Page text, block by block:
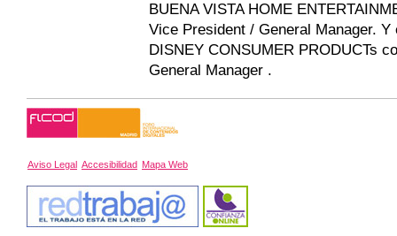
BUENA VISTA HOME
Vice President / General Manager. Y
DISNEY CONSUMER PRODUCTs
General Manager .
Aviso Legal Accesibilidad Mapa Web